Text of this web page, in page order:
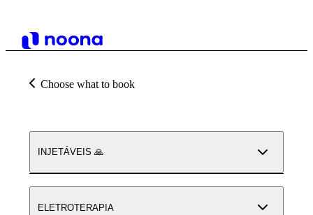
Choose what to book
INJETÁVEIS 🙏
ELETROTERAPIA